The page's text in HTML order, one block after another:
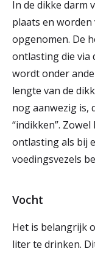
In de dikke darm
plaats en
opgenomen. De
ontlasting die via
wordt onder
lengte van de
nog aanwezig is,
“indikken”.
ontlasting als bij
voedingsvezels
Vocht
Het is belangrijk
liter te drinken.